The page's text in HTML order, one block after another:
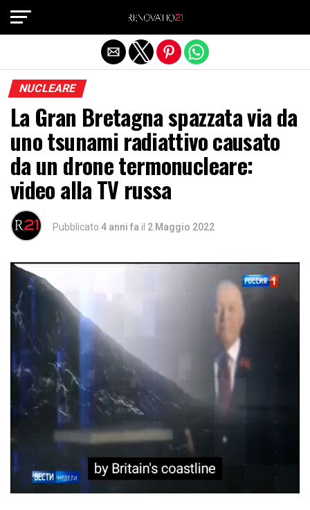
NUCLEARE
La Gran Bretagna spazzata via da
uno tsunami radiattivo causato
da un drone termonucleare:
video alla TV russa
Pubblicato 4 anni fa il 2 Maggio 2022
Exit mobile version